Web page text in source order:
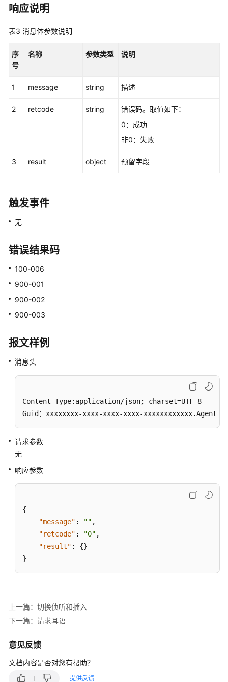
叫
数
据:calldata
实
检:qualitycontrol
插
定
呼
和
插
示
忙
签
出
话
定
座
响应说明
表3 消息体参数说明
序
号
名称 参数类型 说明
1 message string 描述
2 retcode string
错误码。取值如下：
0：成功
非0：失败
3 result object 预留字段
触发事件
无
错误结果码
100-006
900-001
900-002
900-003
报文样例
消息头
Content-Type:application/json; charset=UTF-8
Guid：xxxxxxxx-xxxx-xxxx-xxxx-
请求参数
无
响应参数
{
"message" : "" ,
"retcode" : "0" ,
"result" : {}
}
上一篇：切换侦听和插入
下一篇：请求耳语
意见反馈
文档内容是否对您有帮助？
提供反馈